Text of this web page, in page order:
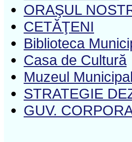
ORAŞUL
CETĂŢENI
Biblioteca
Casa de Cultură
Muzeul Municipal
STRATEGIE
GUV.